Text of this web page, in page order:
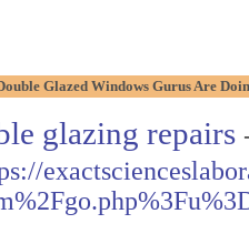
Glazed Windows Gurus Are
glazing repairs